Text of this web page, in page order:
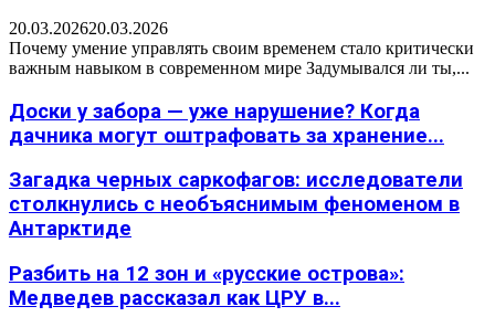
20.03.202620.03.2026
Почему умение управлять своим временем стало критически
важным навыком в современном мире Задумывался ли ты,...
Доски у забора — уже нарушение? Когда
дачника могут оштрафовать за хранение...
Загадка черных саркофагов: исследователи
столкнулись с необъяснимым феноменом в
Антарктиде
Разбить на 12 зон и «русские острова»:
Медведев рассказал как ЦРУ в...